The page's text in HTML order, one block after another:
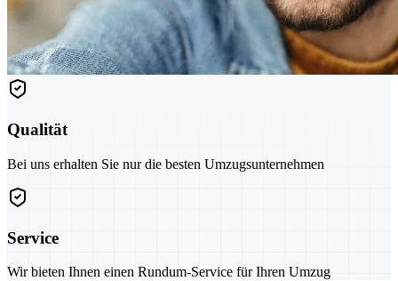
Qualität
Bei uns erhalten Sie nur die besten Umzugsunternehmen
Service
Wir bieten Ihnen einen Rundum-Service für Ihren Umzug